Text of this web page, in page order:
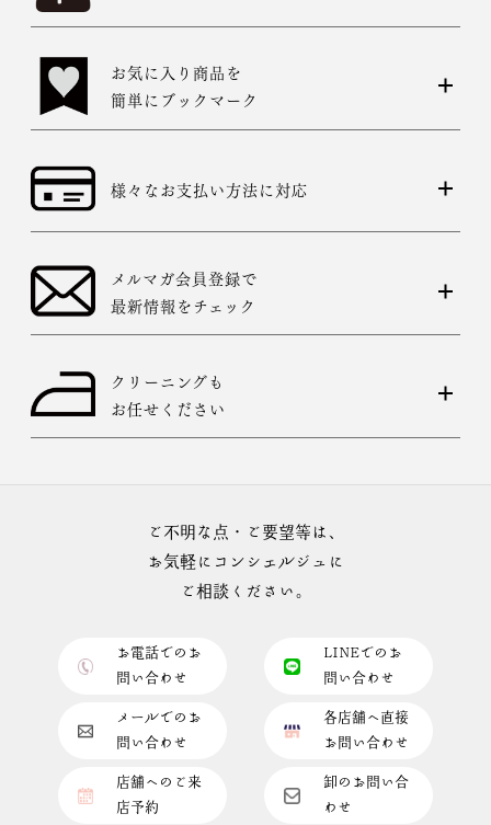
お気に入り商品を
簡単にブックマーク
様々なお支払い方法に対応
メルマガ会員登録で
最新情報をチェック
クリーニングも
お任せください
ご不明な点・ご要望等は、
お気軽にコンシェルジュに
ご相談ください。
お電話でのお
問い合わせ
LINEでのお
問い合わせ
メールでのお
問い合わせ
各店舗へ直接
お問い合わせ
店舗へのご来
店予約
卸のお問い合
わせ